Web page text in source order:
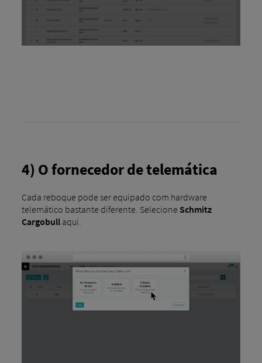
4) O fornecedor de telemática
Cada reboque pode ser equipado com hardware
telemático bastante diferente. Selecione Schmitz
Cargobullaqui.